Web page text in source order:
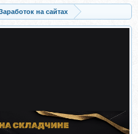
на сайтах
сайтов (Константин Руднев)